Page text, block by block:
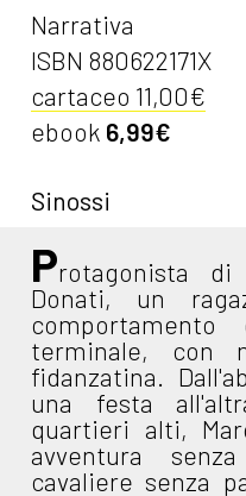
Narrativa
ISBN 880622171X
cartaceo 11,00€
ebook 6,99€
Sinossi
Protagonista di
Donati, un
terminale, con
fidanzatina.
una festa
quartieri alti,
avventura
cavaliere senza